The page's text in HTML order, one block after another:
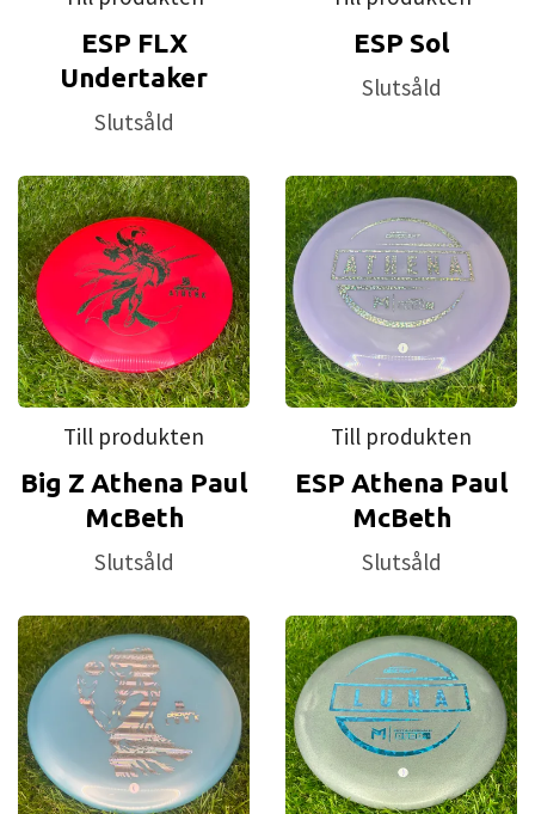
ESP FLX
Undertaker
Slutsåld
ESP Sol
Slutsåld
Till produkten
Big Z Athena Paul
McBeth
Slutsåld
Till produkten
ESP Athena Paul
McBeth
Slutsåld